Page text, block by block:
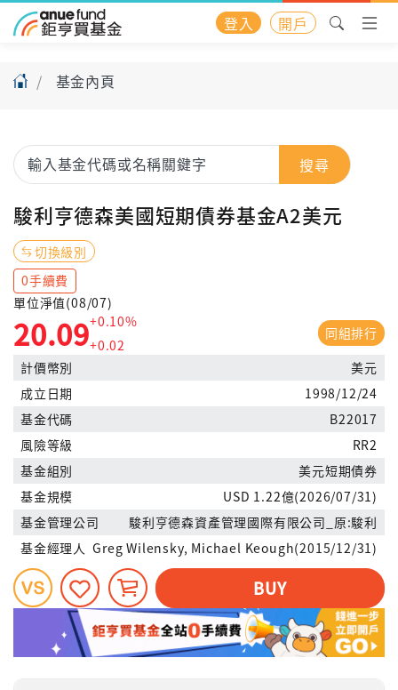
登入 開戶
基金內頁
搜尋
駿利亨德森美國短期債券基金A2美元
切換級別
0手續費
單位淨值(08/07)
20.09+0.10%
+0.02
同組排行
計價幣別
美元
成立日期
1998/12/24
基金代碼
B22017
風險等級
RR2
基金組別
美元短期債券
基金規模
USD 1.22億(2026/07/31)
基金管理公司
駿利亨德森資產管理國際有限公司_原:駿利
基金經理人 Greg Wilensky, Michael Keough(2015/12/31)
BUY